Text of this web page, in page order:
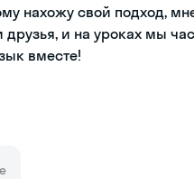
нахожу свой подход,
и на уроках мы
вместе!